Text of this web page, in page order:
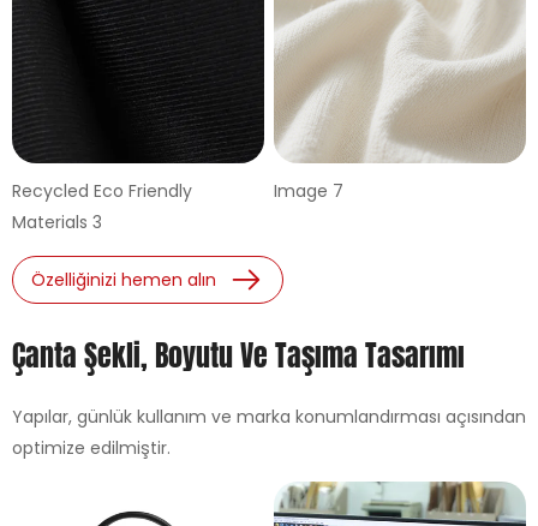
Recycled Eco Friendly
Materials 3
Image 7
Özelliğinizi hemen alın
Çanta Şekli, Boyutu Ve Taşıma Tasarımı
Yapılar, günlük kullanım ve marka konumlandırması açısından
optimize edilmiştir.